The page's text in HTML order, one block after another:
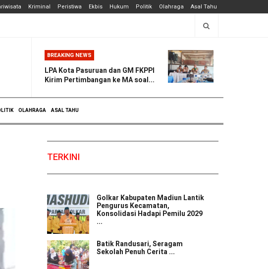
Kriminal Peristiwa Ekbis Hukum Politik Olahraga Asal Tahu
BREAKING NEWS
LPA Kota Pasuruan dan GM FKPPI
Kirim Pertimbangan ke MA soal...
OLAHRAGA ASAL TAHU
TERKINI
Golkar Kabupaten Madiun Lantik
Pengurus Kecamatan,
Konsolidasi Hadapi Pemilu 2029
...
Batik Randusari, Seragam
Sekolah Penuh Cerita ...